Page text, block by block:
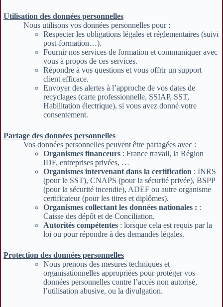
Utilisation des données personnelles
Nous utilisons vos données personnelles pour :
Respecter les obligations légales et réglementaires (suivi
post-formation…).
Fournir nos services de formation et communiquer avec
vous à propos de ces services.
Répondre à vos questions et vous offrir un support
client efficace.
Envoyer des alertes à l’approche de vos dates de
recyclages (carte professionnelle, SSIAP, SST,
Habilitation électrique), si vous avez donné votre
consentement.
Partage des données personnelles
Vos données personnelles peuvent être partagées avec :
Organismes financeurs : France travail, la Région
IDF, entreprises privées, …
Organismes intervenant dans la certification : INRS
(pour le SST), CNAPS (pour la sécurité privée), BSPP
(pour la sécurité incendie), ADEF ou autre organisme
certificateur (pour les titres et diplômes).
Organismes collectant les données nationales : :
Caisse des dépôt et de Conciliation.
Autorités compétentes : lorsque cela est requis par la
loi ou pour répondre à des demandes légales.
Protection des données personnelles
Nous prenons des mesures techniques et
organisationnelles appropriées pour protéger vos
données personnelles contre l’accès non autorisé,
l’utilisation abusive, ou la divulgation.